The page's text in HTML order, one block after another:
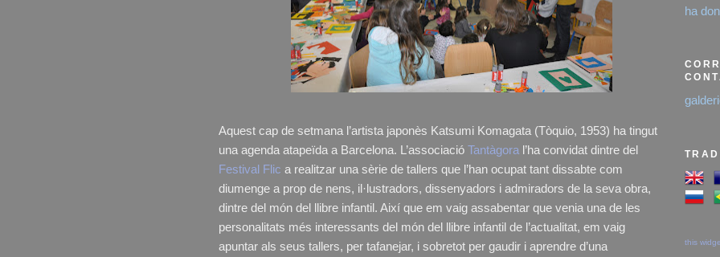
Aquest cap de setmana l’artista japonès Katsumi Komagata (Tòquio, 1953) ha tingut
una agenda atapeïda a Barcelona. L’associació Tantàgora l’ha convidat dintre del
Festival Flic a realitzar una sèrie de tallers que l’han ocupat tant dissabte com
diumenge a prop de nens, il·lustradors, dissenyadors i admiradors de la seva obra,
dintre del món del llibre infantil. Així que em vaig assabentar que venia una de les
personalitats més interessants del món del llibre infantil de l’actualitat, em vaig
apuntar als seus tallers, per tafanejar, i sobretot per gaudir i aprendre d’una
ha
this